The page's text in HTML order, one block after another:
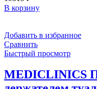
В корзину
Добавить в избранное
Сравнить
Быстрый просмотр
MEDICLINICS